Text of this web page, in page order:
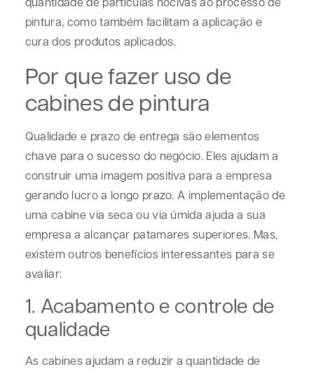
pintura, como também facilitam a aplicação e
cura dos produtos aplicados.
Por que fazer uso de
cabines de pintura
Qualidade e prazo de entrega são elementos
chave para o sucesso do negócio. Eles ajudam a
construir uma imagem positiva para a empresa
gerando lucro a longo prazo. A implementação de
uma cabine via seca ou via úmida ajuda a sua
empresa a alcançar patamares superiores. Mas,
existem outros benefícios interessantes para se
avaliar:
1. Acabamento e controle de
qualidade
As cabines ajudam a reduzir a quantidade de